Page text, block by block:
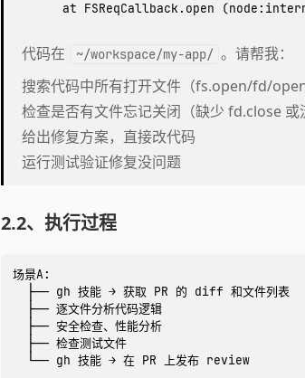
代码在 ~/workspace/my-app/ 。请帮我：
搜索代码中所有打开文件（fs.open/fd/
检查是否有文件忘记关闭（缺少 fd.close 或
给出修复方案，直接改代码
运行测试验证修复没问题
2.2、执行过程
场景A:
  ├── gh 技能 → 获取 PR 的 diff 和文件列表
  ├── 逐文件分析代码逻辑
  ├── 安全检查、性能分析
  ├── 检查测试文件
  └── gh 技能 → 在 PR 上发布 review